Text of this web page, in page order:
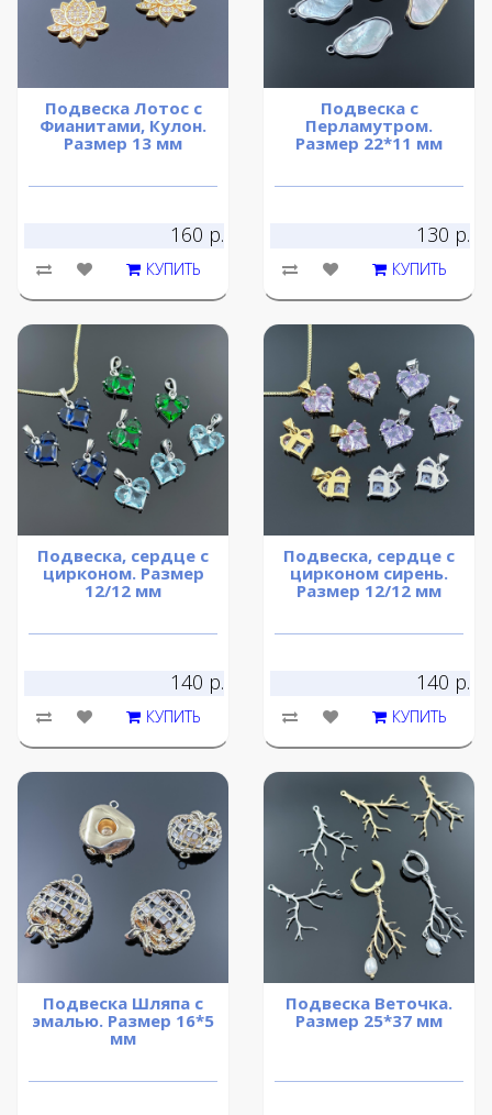
Подвеска Лотос с
Фианитами, Кулон.
Размер 13 мм
160 р.
КУПИТЬ
Подвеска с
Перламутром.
Размер 22*11 мм
130 р.
КУПИТЬ
Подвеска, сердце с
цирконом. Размер
12/12 мм
140 р.
КУПИТЬ
Подвеска, сердце с
цирконом сирень.
Размер 12/12 мм
140 р.
КУПИТЬ
Подвеска Шляпа с
эмалью. Размер 16*5
мм
Подвеска Веточка.
Размер 25*37 мм